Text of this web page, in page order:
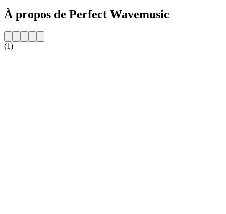
À propos de Perfect Wavemusic
(1)